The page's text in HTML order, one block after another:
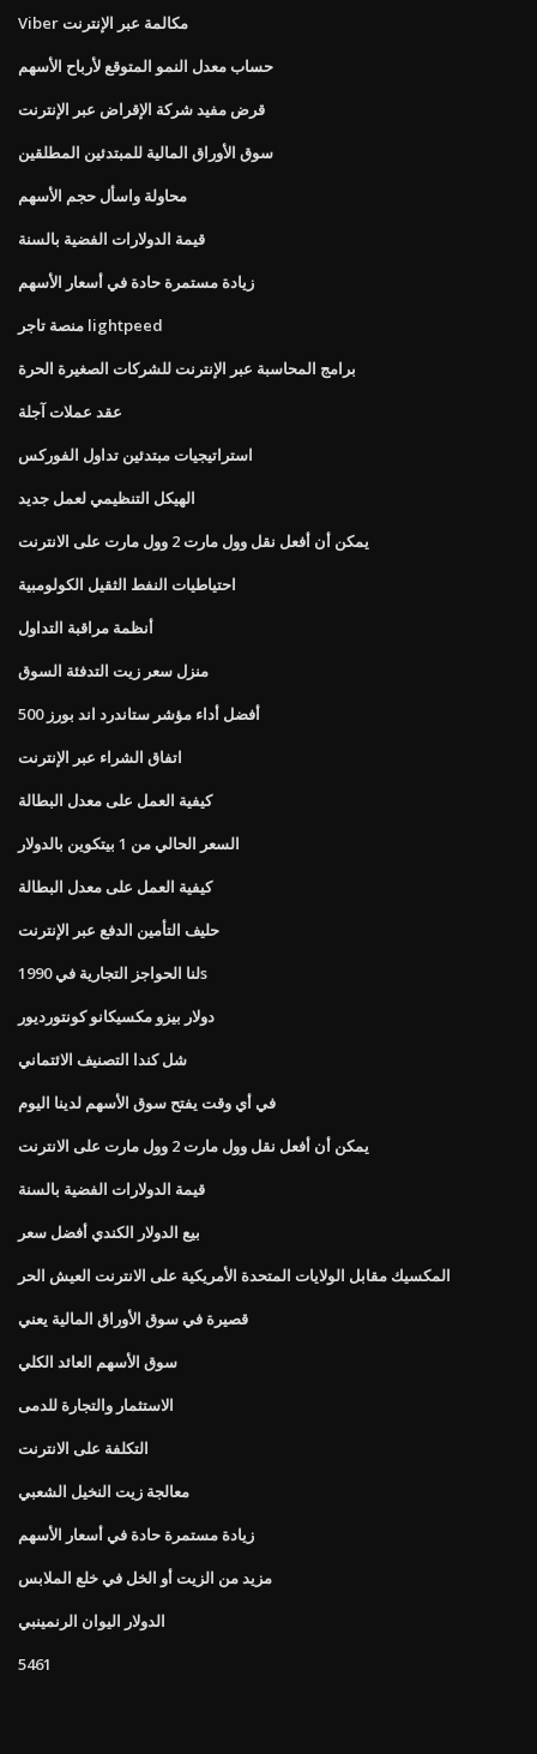
Viber مكالمة عبر الإنترنت
حساب معدل النمو المتوقع لأرباح الأسهم
قرض مفيد شركة الإقراض عبر الإنترنت
سوق الأوراق المالية للمبتدئين المطلقين
محاولة واسأل حجم الأسهم
قيمة الدولارات الفضية بالسنة
زيادة مستمرة حادة في أسعار الأسهم
منصة تاجر lightpeed
برامج المحاسبة عبر الإنترنت للشركات الصغيرة الحرة
عقد عملات آجلة
استراتيجيات مبتدئين تداول الفوركس
الهيكل التنظيمي لعمل جديد
يمكن أن أفعل نقل وول مارت 2 وول مارت على الانترنت
احتياطيات النفط الثقيل الكولومبية
أنظمة مراقبة التداول
منزل سعر زيت التدفئة السوق
أفضل أداء مؤشر ستاندرد اند بورز 500
اتفاق الشراء عبر الإنترنت
كيفية العمل على معدل البطالة
السعر الحالي من 1 بيتكوين بالدولار
كيفية العمل على معدل البطالة
حليف التأمين الدفع عبر الإنترنت
لنا الحواجز التجارية في 1990s
دولار بيزو مكسيكانو كونتورديور
شل كندا التصنيف الائتماني
في أي وقت يفتح سوق الأسهم لدينا اليوم
يمكن أن أفعل نقل وول مارت 2 وول مارت على الانترنت
قيمة الدولارات الفضية بالسنة
بيع الدولار الكندي أفضل سعر
المكسيك مقابل الولايات المتحدة الأمريكية على الانترنت العيش الحر
قصيرة في سوق الأوراق المالية يعني
سوق الأسهم العائد الكلي
الاستثمار والتجارة للدمى
التكلفة على الانترنت
معالجة زيت النخيل الشعبي
زيادة مستمرة حادة في أسعار الأسهم
مزيد من الزيت أو الخل في خلع الملابس
الدولار اليوان الرنمينبي
5461